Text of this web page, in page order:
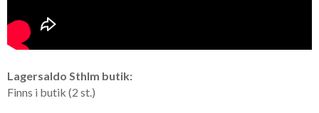
Lagersaldo Sthlm butik:
Finns i butik (2 st.)